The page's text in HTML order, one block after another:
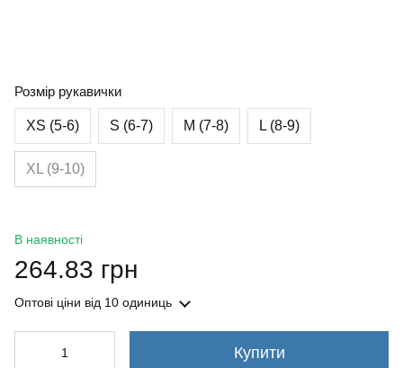
Розмір рукавички
XS (5-6) S (6-7) M (7-8) L (8-9)
XL (9-10)
В наявності
264.83 грн
Оптові ціни від 10 одиниць
Купити